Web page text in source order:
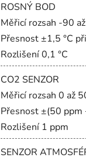
ROSNÝ BOD
Měřicí rozsah -90
Přesnost ±1,5 °C
Rozlišení 0,1 °C
CO2 SENZOR
Měřicí rozsah 0 až
Přesnost ±(50 ppm
Rozlišení 1 ppm
SENZOR